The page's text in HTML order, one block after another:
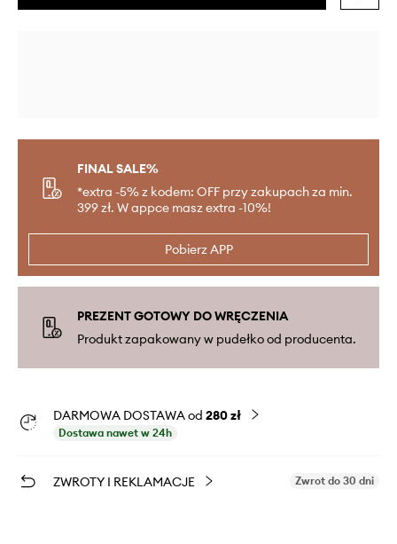
FINAL SALE%
*extra -5% z kodem: OFF przy zakupach za min.
399 zł. W appce masz extra -10%!
Pobierz APP
PREZENT GOTOWY DO WRĘCZENIA
Produkt zapakowany w pudełko od producenta.
DARMOWA DOSTAWA od 280 zł
Dostawa nawet w 24h
ZWROTY I REKLAMACJE Zwrot do 30 dni